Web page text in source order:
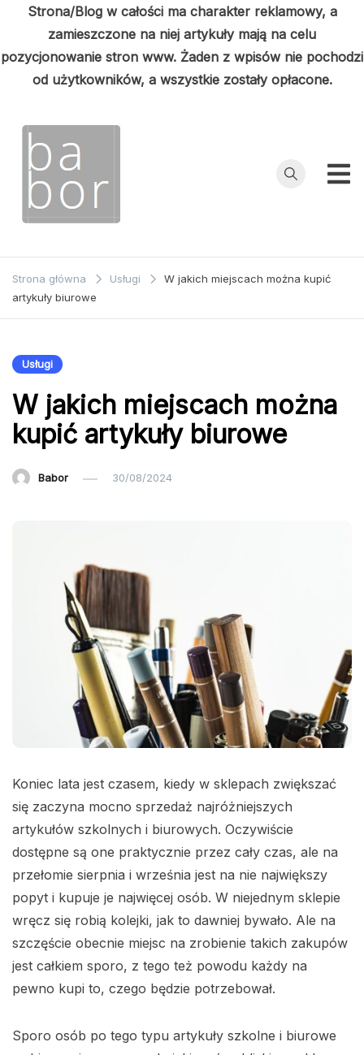
Strona/Blog w całości ma charakter reklamowy, a
zamieszczone na niej artykuły mają na celu
pozycjonowanie stron www. Żaden z wpisów nie pochodzi
od użytkowników, a wszystkie zostały opłacone.
treści
Babor
Strona główna Usługi
W jakich miejscach można kupić
artykuły biurowe
Usługi
W jakich miejscach można
kupić artykuły biurowe
Babor 30/08/2024
Koniec lata jest czasem, kiedy w sklepach zwiększać
się zaczyna mocno sprzedaż najróżniejszych
artykułów szkolnych i biurowych. Oczywiście
dostępne są one praktycznie przez cały czas, ale na
przełomie sierpnia i września jest na nie największy
popyt i kupuje je najwięcej osób. W niejednym sklepie
wręcz się robią kolejki, jak to dawniej bywało. Ale na
szczęście obecnie miejsc na zrobienie takich zakupów
jest całkiem sporo, z tego też powodu każdy na
pewno kupi to, czego będzie potrzebował.
Sporo osób po tego typu artykuły szkolne i biurowe